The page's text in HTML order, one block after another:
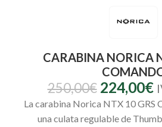
CARABINA NORICA
250,00€ 224,00€
La carabina Norica NTX 10 GRS
una culata regulable de